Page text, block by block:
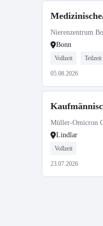
Nierenzentrum
Bonn
Vollzeit Teilzeit
05.08.2026
Müller-Omicron
Lindlar
Vollzeit
23.07.2026